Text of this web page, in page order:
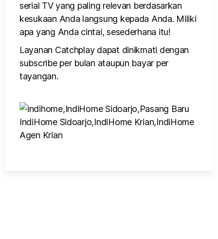
serial TV yang paling relevan berdasarkan
kesukaan Anda langsung kepada Anda. Miliki
apa yang Anda cintai, sesederhana itu!
Layanan Catchplay dapat dinikmati dengan
subscribe per bulan ataupun bayar per
tayangan.